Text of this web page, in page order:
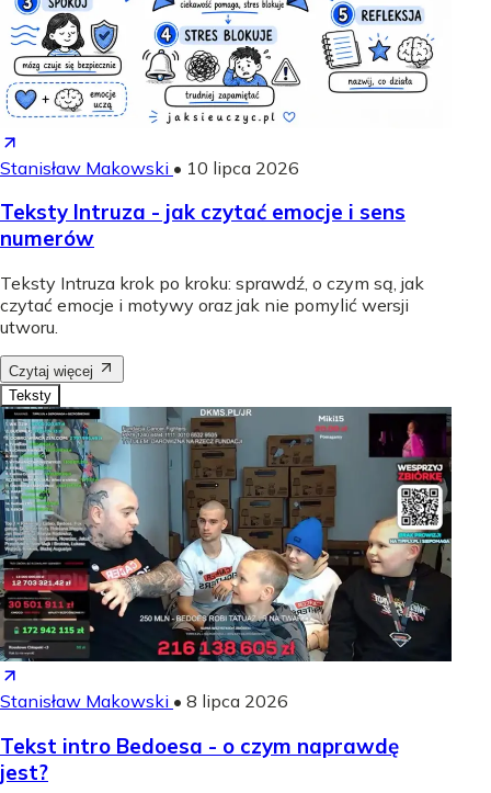
Stanisław Makowski • 10 lipca 2026
Teksty Intruza - jak czytać emocje i sens
numerów
Teksty Intruza krok po kroku: sprawdź, o czym są, jak
czytać emocje i motywy oraz jak nie pomylić wersji
utworu.
Czytaj więcej
Teksty
Stanisław Makowski • 8 lipca 2026
Tekst intro Bedoesa - o czym naprawdę
jest?